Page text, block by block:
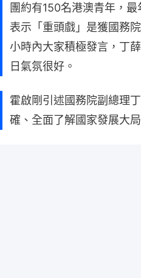
團約有150名港澳青年，
表示「重頭戲」是獲國務
小時內大家積極發言，丁
日氣氛很好。
霍啟剛引述國務院副總理
確、全面了解國家發展大